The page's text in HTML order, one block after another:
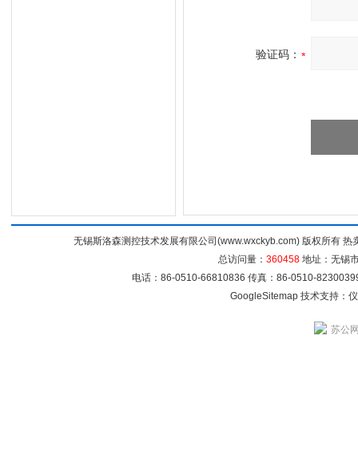
验证码：
无锡斯洛森测控技术发展有限公司(www.wxckyb.com) 版权所有
总访问量： 360458 地址：无锡
电话：86-0510-66810836 传真：86-0510-
GoogleSitemap技术支持：
苏公